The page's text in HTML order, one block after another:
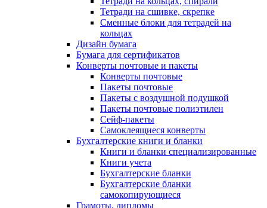
Тетради на сшивке, скрепке
Сменные блоки для тетрадей на
кольцах
Дизайн бумага
Бумага для сертификатов
Конверты почтовые и пакеты
Конверты почтовые
Пакеты почтовые
Пакеты с воздушной подушкой
Пакеты почтовые полиэтилен
Сейф-пакеты
Самоклеящиеся конверты
Бухгалтерские книги и бланки
Книги и бланки специализированные
Книги учета
Бухгалтерские бланки
Бухгалтерские бланки
самокопирующиеся
Грамоты, дипломы